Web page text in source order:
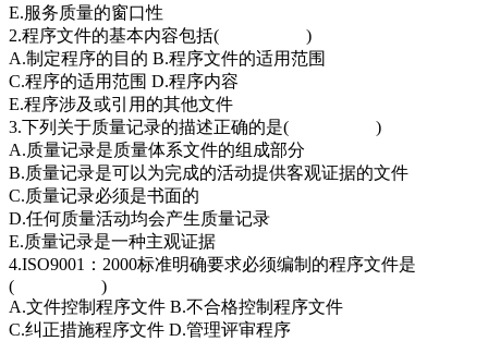
E.服务质量的窗口性
2.程序文件的基本内容包括( )
A.制定程序的目的 B.程序文件的适用范围
C.程序的适用范围 D.程序内容
E.程序涉及或引用的其他文件
3.下列关于质量记录的描述正确的是( )
A.质量记录是质量体系文件的组成部分
B.质量记录是可以为完成的活动提供客观证据的文件
C.质量记录必须是书面的
D.任何质量活动均会产生质量记录
E.质量记录是一种主观证据
4.ISO9001：2000标准明确要求必须编制的程序文件是
( )
A.文件控制程序文件 B.不合格控制程序文件
C.纠正措施程序文件 D.管理评审程序